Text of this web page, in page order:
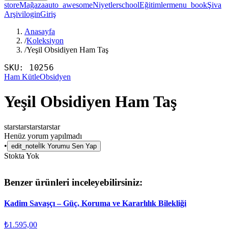
storeMağazaauto_awesomeNiyetlerschoolEğitimlermenu_bookŞiva
ArşiviloginGiriş
Anasayfa
/Koleksiyon
/Yeşil Obsidiyen Ham Taş
SKU: 10256
Ham KütleObsidyen
Yeşil Obsidiyen Ham Taş
starstarstarstarstar
Henüz yorum yapılmadı
• edit_note İlk Yorumu Sen Yap
Stokta Yok
Benzer ürünleri inceleyebilirsiniz:
Kadim Savaşçı – Güç, Koruma ve Kararlılık Bilekliği
₺1.595,00